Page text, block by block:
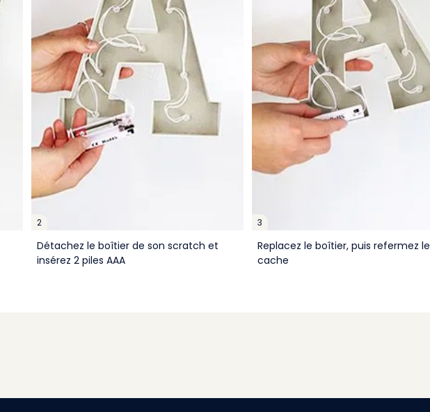
2
Détachez le boîtier de son scratch et
insérez 2 piles AAA
3
Replacez le boîtier, puis refermez le
cache